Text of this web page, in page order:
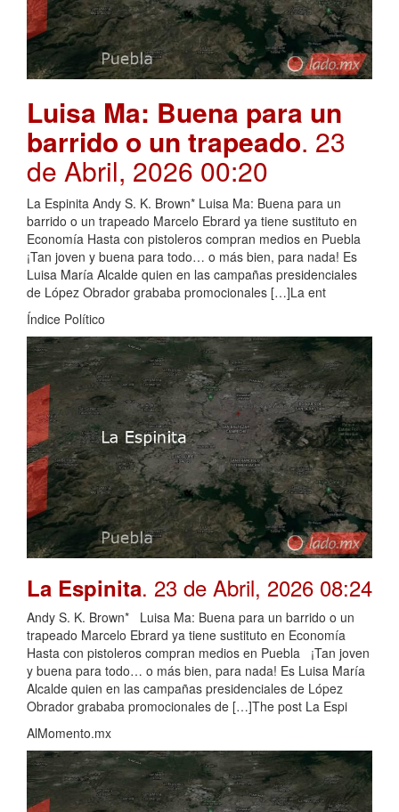
Luisa Ma: Buena para un
barrido o un trapeado. 23
de Abril, 2026 00:20
La Espinita Andy S. K. Brown* Luisa Ma: Buena para un
barrido o un trapeado Marcelo Ebrard ya tiene sustituto en
Economía Hasta con pistoleros compran medios en Puebla
¡Tan joven y buena para todo… o más bien, para nada! Es
Luisa María Alcalde quien en las campañas presidenciales
de López Obrador grababa promocionales […]La ent
Índice Político
La Espinita. 23 de Abril, 2026 08:24
Andy S. K. Brown* Luisa Ma: Buena para un barrido o un
trapeado Marcelo Ebrard ya tiene sustituto en Economía
Hasta con pistoleros compran medios en Puebla ¡Tan joven
y buena para todo… o más bien, para nada! Es Luisa María
Alcalde quien en las campañas presidenciales de López
Obrador grababa promocionales de […]The post La Espi
AlMomento.mx